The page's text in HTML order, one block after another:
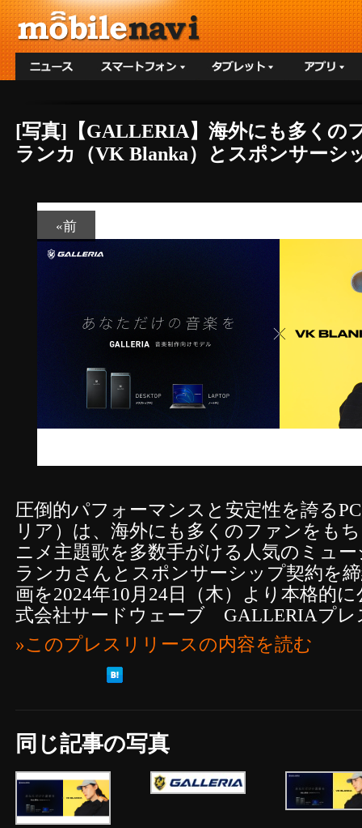
[写真]【GALLERIA】海外にも多く
ランカ（VK Blanka）とスポンサー
«前
圧倒的パフォーマンスと安定性を誇る
リア）は、海外にも多くのファンをも
ニメ主題歌を多数手がける人気のミュ
ランカさんとスポンサーシップ契約を
画を2024年10月24日（木）より本格的
式会社サードウェーブ GALLERIAプレ
»このプレスリリースの内容を読む
同じ記事の写真